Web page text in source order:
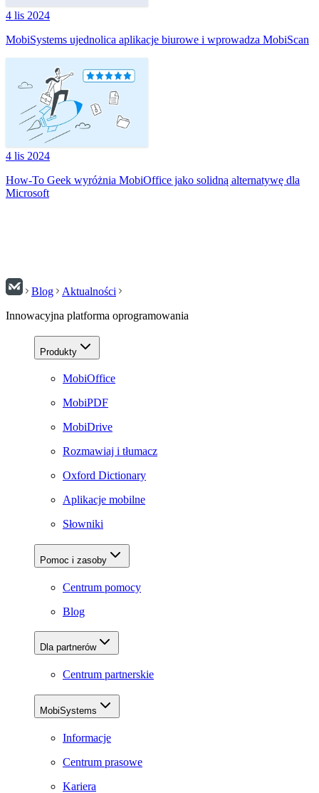
4 lis 2024
MobiSystems ujednolica aplikacje biurowe i wprowadza MobiScan
4 lis 2024
How-To Geek wyróżnia MobiOffice jako solidną alternatywę dla
Microsoft
Blog
Aktualności
Innowacyjna platforma oprogramowania
Produkty
MobiOffice
MobiPDF
MobiDrive
Rozmawiaj i tłumacz
Oxford Dictionary
Aplikacje mobilne
Słowniki
Pomoc i zasoby
Centrum pomocy
Blog
Dla partnerów
Centrum partnerskie
MobiSystems
Informacje
Centrum prasowe
Kariera